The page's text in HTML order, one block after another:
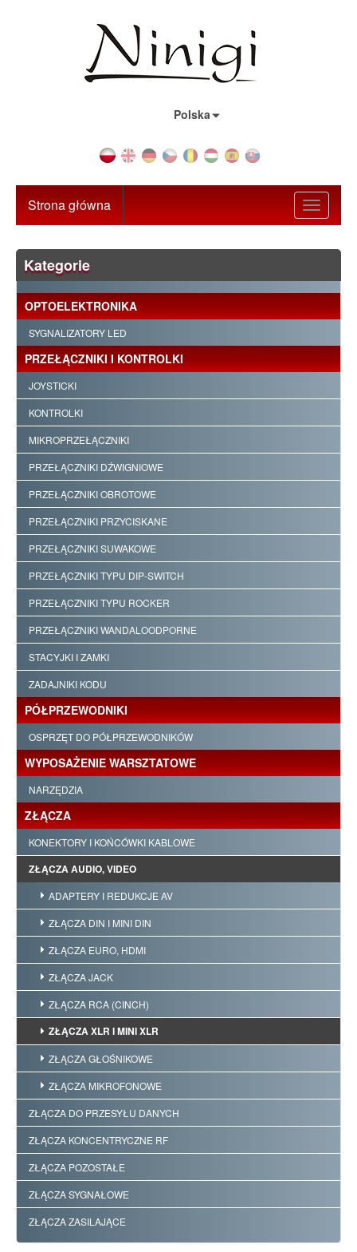
Polska
Toggle
Strona główna
Kategorie
OPTOELEKTRONIKA
SYGNALIZATORY LED
PRZEŁĄCZNIKI I KONTROLKI
JOYSTICKI
KONTROLKI
MIKROPRZEŁĄCZNIKI
PRZEŁĄCZNIKI DŹWIGNIOWE
PRZEŁĄCZNIKI OBROTOWE
PRZEŁĄCZNIKI PRZYCISKANE
PRZEŁĄCZNIKI SUWAKOWE
PRZEŁĄCZNIKI TYPU DIP-SWITCH
PRZEŁĄCZNIKI TYPU ROCKER
PRZEŁĄCZNIKI WANDALOODPORNE
STACYJKI I ZAMKI
ZADAJNIKI KODU
PÓŁPRZEWODNIKI
OSPRZĘT DO PÓŁPRZEWODNIKÓW
WYPOSAŻENIE WARSZTATOWE
NARZĘDZIA
ZŁĄCZA
KONEKTORY I KOŃCÓWKI KABLOWE
ZŁĄCZA AUDIO, VIDEO
ADAPTERY I REDUKCJE AV
ZŁĄCZA DIN I MINI DIN
ZŁĄCZA EURO, HDMI
ZŁĄCZA JACK
ZŁĄCZA RCA (CINCH)
ZŁĄCZA XLR I MINI XLR
ZŁĄCZA GŁOŚNIKOWE
ZŁĄCZA MIKROFONOWE
ZŁĄCZA DO PRZESYŁU DANYCH
ZŁĄCZA KONCENTRYCZNE RF
ZŁĄCZA POZOSTAŁE
ZŁĄCZA SYGNAŁOWE
ZŁĄCZA ZASILAJĄCE